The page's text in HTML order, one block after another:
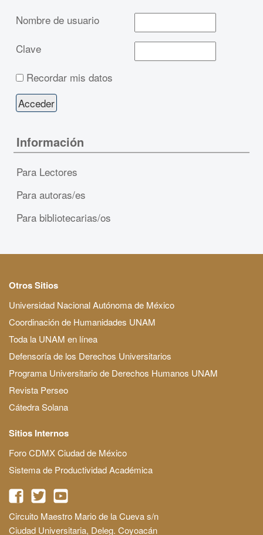
Nombre de usuario
Clave
Recordar mis datos
Información
Para Lectores
Para autoras/es
Para bibliotecarias/os
Otros Sitios
Universidad Nacional Autónoma de México
Coordinación de Humanidades UNAM
Toda la UNAM en línea
Defensoría de los Derechos Universitarios
Programa Universitario de Derechos Humanos UNAM
Revista Perseo
Cátedra Solana
Sitios Internos
Foro CDMX Ciudad de México
Sistema de Productividad Académica
Circuito Maestro Mario de la Cueva s/n
Ciudad Universitaria, Deleg. Coyoacán